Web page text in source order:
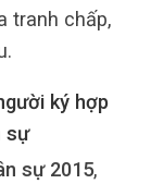
tranh chấp,
ký hợp
sự
sự 2015,